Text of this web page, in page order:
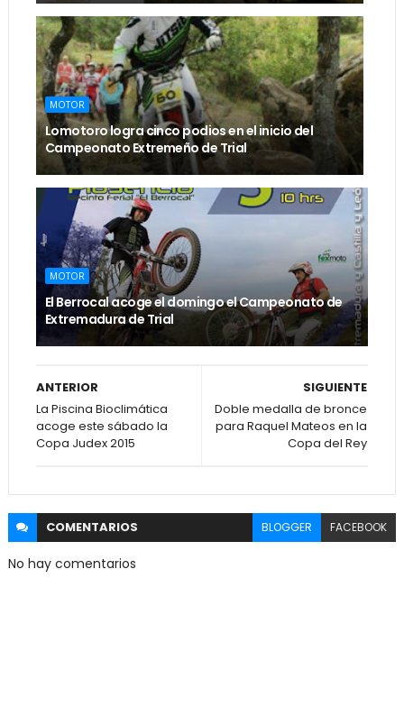
MOTOR
Lomotoro logra cinco podios en el inicio del
Campeonato Extremeño de Trial
MOTOR
El Berrocal acoge el domingo el Campeonato de
Extremadura de Trial
SIGUIENTE
Doble medalla de bronce
para Raquel Mateos en la
Copa del Rey
ANTERIOR
La Piscina Bioclimática
acoge este sábado la
Copa Judex 2015
COMENTARIOS BLOGGER FACEBOOK
No hay comentarios